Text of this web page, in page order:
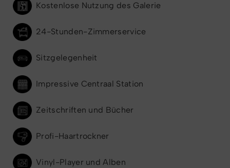
Kostenlose Nutzung des Galerie
24-Stunden-Zimmerservice
Sitzgelegenheit
Impressive Centraal Station
Zeitschriften und Bücher
Profi-Haartrockner
Vinyl-Player und Alben